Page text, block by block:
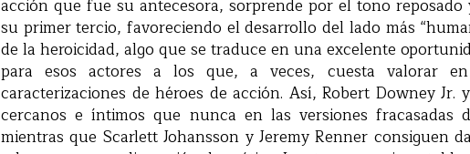
acción que fue su antecesora, sorprende por el tono
su primer tercio, favoreciendo el desarrollo del lado más
de la heroicidad, algo que se traduce en una excelente
para esos actores a los que, a veces, cuesta valorar
caracterizaciones de héroes de acción. Así, Robert Downey Jr.
cercanos e íntimos que nunca en las versiones fracasadas
mientras que Scarlett Johansson y Jeremy Renner consiguen